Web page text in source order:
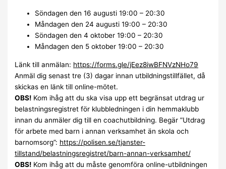
Söndagen den 16 augusti 19:00 – 20:30
Måndagen den 24 augusti 19:00 – 20:30
Söndagen den 4 oktober 19:00 – 20:30
Måndagen den 5 oktober 19:00 – 20:30
Länk till anmälan: https://forms.gle/jEez8iwBFNVzNHo79
Anmäl dig senast tre (3) dagar innan utbildningstillfället, då
skickas en länk till online-mötet.
OBS! Kom ihåg att du ska visa upp ett begränsat utdrag ur
belastningsregistret för klubbledningen i din hemmaklubb
innan du anmäler dig till en coachutbildning. Begär ”Utdrag
för arbete med barn i annan verksamhet än skola och
barnomsorg”: https://polisen.se/tjanster-
tillstand/belastningsregistret/barn-annan-verksamhet/
OBS! Kom ihåg att du måste genomföra online-utbildningen